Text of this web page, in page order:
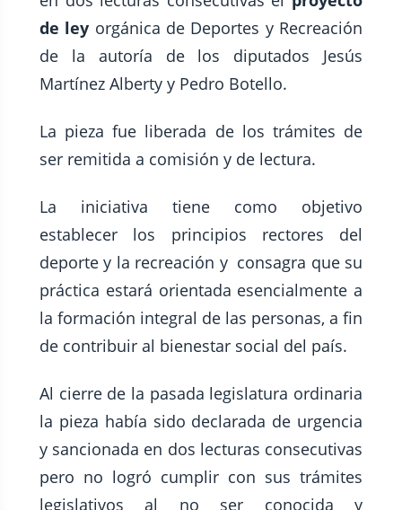
de ley orgánica de Deportes y Recreación
de la autoría de los diputados Jesús
Martínez Alberty y Pedro Botello.
La pieza fue liberada de los trámites de
ser remitida a comisión y de lectura.
La iniciativa tiene como objetivo
establecer los principios rectores del
deporte y la recreación y consagra que su
práctica estará orientada esencialmente a
la formación integral de las personas, a fin
de contribuir al bienestar social del país.
Al cierre de la pasada legislatura ordinaria
la pieza había sido declarada de urgencia
y sancionada en dos lecturas consecutivas
pero no logró cumplir con sus trámites
legislativos al no ser conocida y